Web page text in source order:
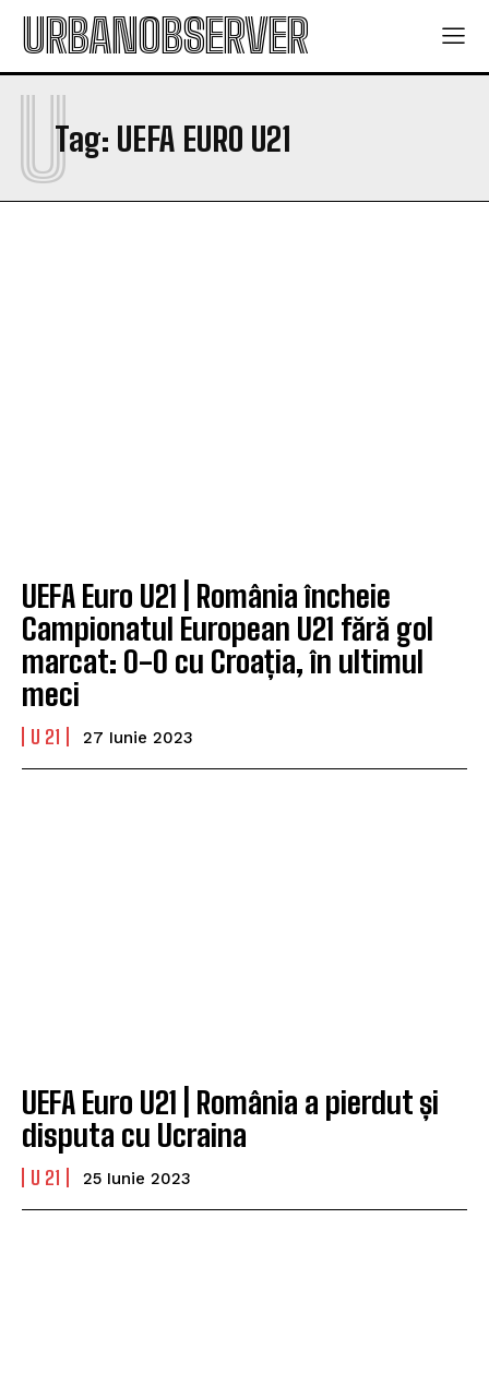
URBANOBSERVER
Tag: UEFA EURO U21
U
UEFA Euro U21 | România încheie
Campionatul European U21 fără gol
marcat: 0-0 cu Croația, în ultimul
meci
U 21 27 Iunie 2023
UEFA Euro U21 | România a pierdut și
disputa cu Ucraina
U 21 25 Iunie 2023